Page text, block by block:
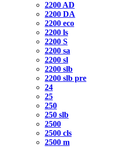
2200 AD
2200 DA
2200 eco
2200 ls
2200 S
2200 sa
2200 sl
2200 slb
2200 slb pre
24
25
250
250 slb
2500
2500 cls
2500 m